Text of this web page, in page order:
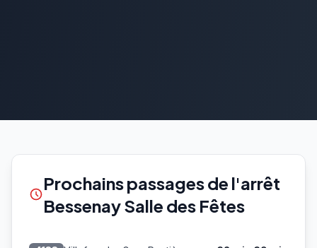
Prochains passages de l'arrêt
Bessenay Salle des Fêtes